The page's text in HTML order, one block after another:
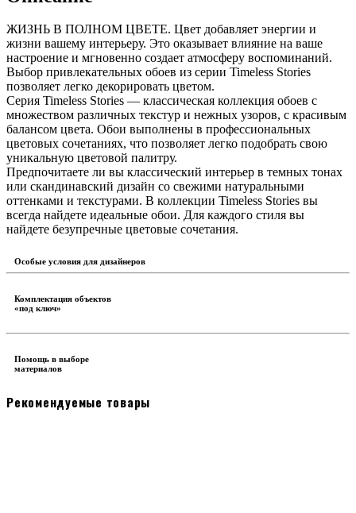
ЖИЗНЬ В ПОЛНОМ ЦВЕТЕ. Цвет добавляет энергии и
жизни вашему интерьеру. Это оказывает влияние на ваше
настроение и мгновенно создает атмосферу воспоминаний.
Выбор привлекательных обоев из серии Timeless Stories
позволяет легко декорировать цветом.
Серия Timeless Stories — классическая коллекция обоев с
множеством различных текстур и нежных узоров, с красивым
балансом цвета. Обои выполнены в профессиональных
цветовых сочетаниях, что позволяет легко подобрать свою
уникальную цветовой палитру.
Предпочитаете ли вы классический интерьер в темных тонах
или скандинавский дизайн со свежими натуральными
оттенками и текстурами. В коллекции Timeless Stories вы
всегда найдете идеальные обои. Для каждого стиля вы
найдете безупречные цветовые сочетания.
Особые условия для дизайнеров
Комплектация объектов
«под ключ»
Помощь в выборе
материалов
Рекомендуемые товары